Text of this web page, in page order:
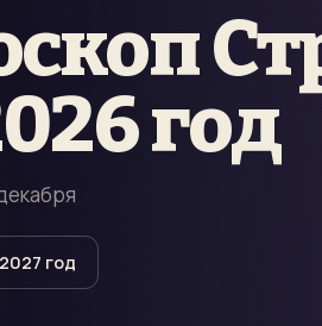
год
2027 год